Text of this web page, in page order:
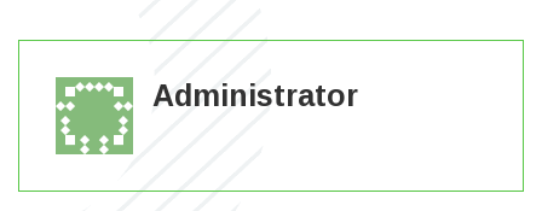
Administrator